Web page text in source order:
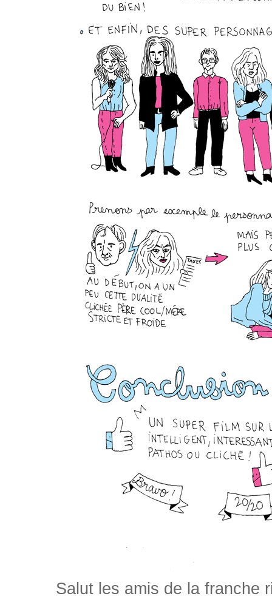
Salut les amis de la franche